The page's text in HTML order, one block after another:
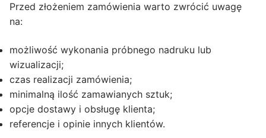
Przed złożeniem zamówienia warto zwrócić uwagę
na:
możliwość wykonania próbnego nadruku lub
wizualizacji;
czas realizacji zamówienia;
minimalną ilość zamawianych sztuk;
opcje dostawy i obsługę klienta;
referencje i opinie innych klientów.